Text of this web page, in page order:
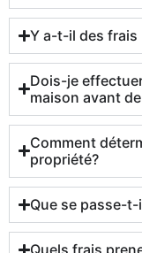
Y a-t-il des
Dois-je
maison avant
Comment
propriété?
Que se passe-
Quels frais